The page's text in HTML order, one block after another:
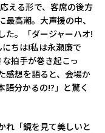
える形で、客席の後方
高潮。大声援の中、
た。「ダージャーハオ!
ちは!私は永瀬廉で
拍手が巻き起こっ
感想を語ると、会場か
語分かるの!?」と驚く
れ「鏡を見て美しいと